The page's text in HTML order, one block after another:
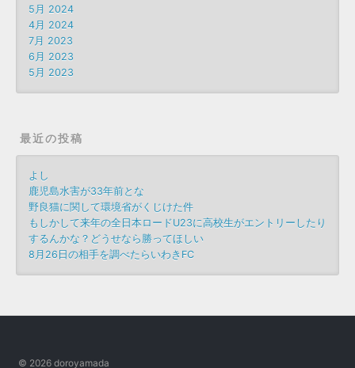
5月 2024
4月 2024
7月 2023
6月 2023
5月 2023
最近の投稿
よし
鹿児島水害が33年前とな
野良猫に関して環境省がくじけた件
もしかして来年の全日本ロードU23に高校生がエントリーしたり
するんかな？どうせなら勝ってほしい
8月26日の相手を調べたらいわきFC
© 2026 doroyamada